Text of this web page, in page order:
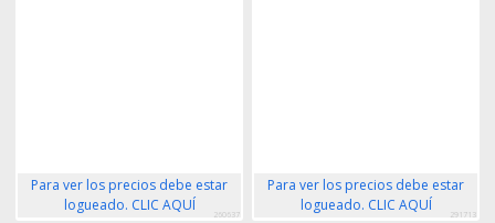
Para ver los precios debe estar
logueado. CLIC AQUÍ
260637
Para ver los precios debe estar
logueado. CLIC AQUÍ
291713